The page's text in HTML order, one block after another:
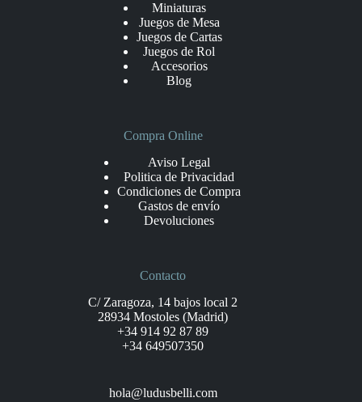
Miniaturas
Juegos de Mesa
Juegos de Cartas
Juegos de Rol
Accesorios
Blog
Compra Online
Aviso Legal
Politica de Privacidad
Condiciones de Compra
Gastos de envío
Devoluciones
Contacto
C/ Zaragoza, 14 bajos local 2
28934 Mostoles (Madrid)
+34 914 92 87 89
+34 649507350
hola@ludusbelli.com